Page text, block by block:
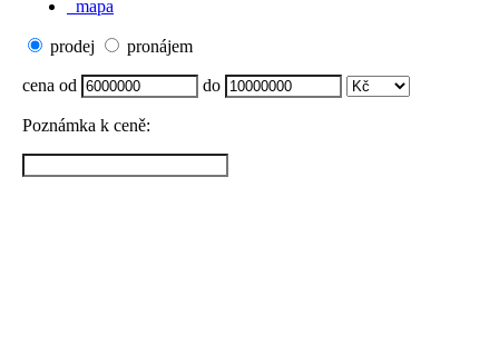
mapa
prodej pronájem
cena od do
Poznámka k ceně: